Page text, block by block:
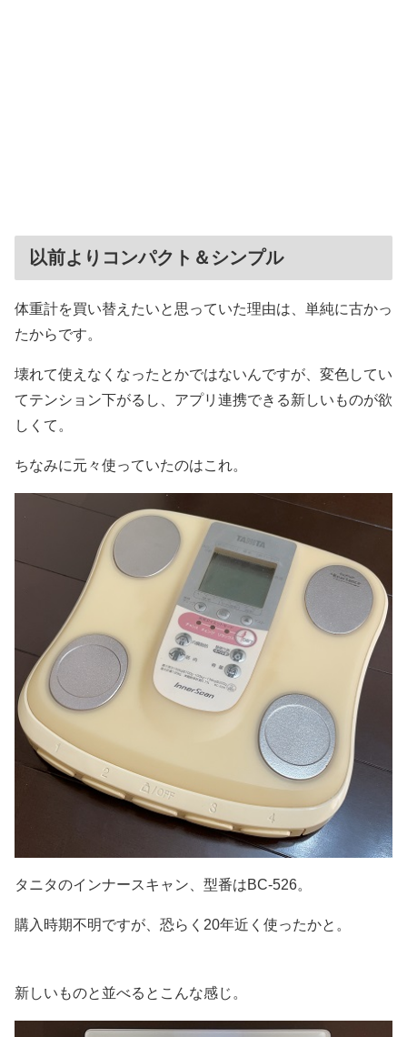
以前よりコンパクト＆シンプル
体重計を買い替えたいと思っていた理由は、単純に古かっ
たからです。
壊れて使えなくなったとかではないんですが、変色してい
てテンション下がるし、アプリ連携できる新しいものが欲
しくて。
ちなみに元々使っていたのはこれ。
タニタのインナースキャン、型番はBC-526。
購入時期不明ですが、恐らく20年近く使ったかと。
新しいものと並べるとこんな感じ。